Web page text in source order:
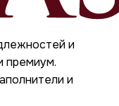
и
премиум.
и